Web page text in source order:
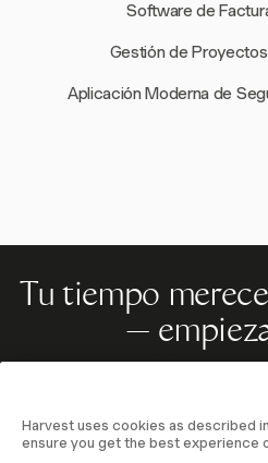
Software de
Gestión de
Aplicación Moderna de
Tu tiempo
—
Únete a más de 70.000
facturan a clientes y cobran
Prueba gratis, se
Harvest uses cookies as described
ensure you get the best experience